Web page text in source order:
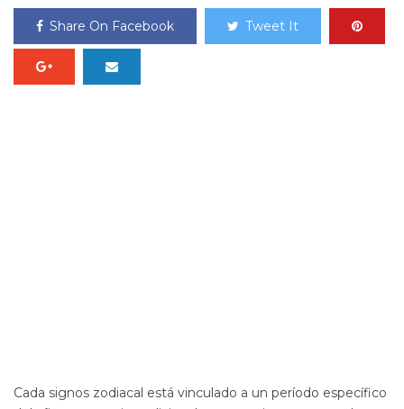
Share On Facebook Tweet It
Cada signos zodiacal está vinculado a un período específico